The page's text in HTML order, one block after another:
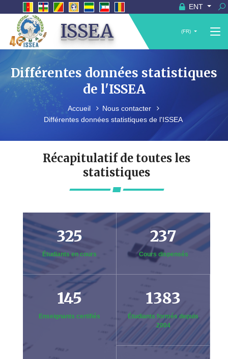
ENT
ISSEA (FR)
Différentes données statistiques
de l'ISSEA
Accueil
Nous contacter
Différentes données statistiques de l'ISSEA
Récapitulatif de toutes les
statistiques
325
Étudiants en cours
237
Cours dispensés
145
Enseignants certifiés
1383
Étudiants formés depuis
2004